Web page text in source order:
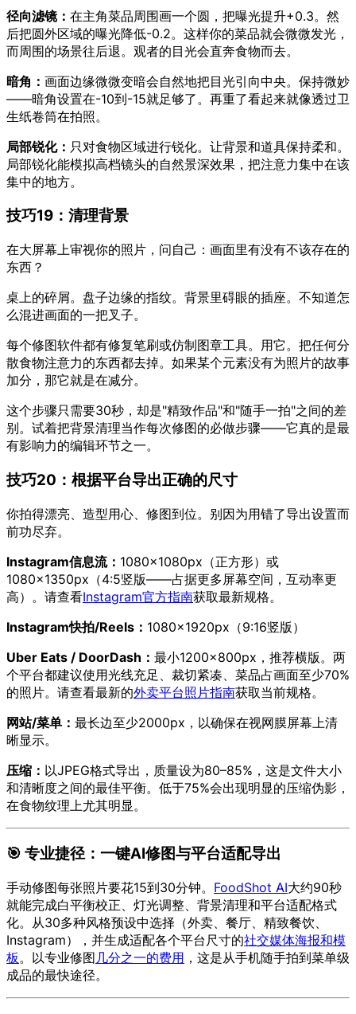
径向滤镜： 在主角菜品周围画一个圆，把曝光提升+0.3。然
后把圆外区域的曝光降低-0.2。这样你的菜品就会微微发光，
而周围的场景往后退。观者的目光会直奔食物而去。
暗角： 画面边缘微微变暗会自然地把目光引向中央。保持微妙
——暗角设置在-10到-15就足够了。再重了看起来就像透过卫
生纸卷筒在拍照。
局部锐化： 只对食物区域进行锐化。让背景和道具保持柔和。
局部锐化能模拟高档镜头的自然景深效果，把注意力集中在该
集中的地方。
技巧19：清理背景
在大屏幕上审视你的照片，问自己：画面里有没有不该存在的
东西？
桌上的碎屑。盘子边缘的指纹。背景里碍眼的插座。不知道怎
么混进画面的一把叉子。
每个修图软件都有修复笔刷或仿制图章工具。用它。把任何分
散食物注意力的东西都去掉。如果某个元素没有为照片的故事
加分，那它就是在减分。
这个步骤只需要30秒，却是"精致作品"和"随手一拍"之间的差
别。试着把背景清理当作每次修图的必做步骤——它真的是最
有影响力的编辑环节之一。
技巧20：根据平台导出正确的尺寸
你拍得漂亮、造型用心、修图到位。别因为用错了导出设置而
前功尽弃。
Instagram信息流： 1080×1080px（正方形）或
1080×1350px（4:5竖版——占据更多屏幕空间，互动率更
高）。请查看Instagram官方指南获取最新规格。
Instagram快拍/Reels： 1080×1920px（9:16竖版）
Uber Eats / DoorDash： 最小1200×800px，推荐横版。两
个平台都建议使用光线充足、裁切紧凑、菜品占画面至少70%
的照片。请查看最新的外卖平台照片指南获取当前规格。
网站/菜单： 最长边至少2000px，以确保在视网膜屏幕上清
晰显示。
压缩： 以JPEG格式导出，质量设为80–85%，这是文件大小
和清晰度之间的最佳平衡。低于75%会出现明显的压缩伪影，
在食物纹理上尤其明显。
🎯 专业捷径：一键AI修图与平台适配导出
手动修图每张照片要花15到30分钟。 FoodShot AI大约90秒
就能完成白平衡校正、灯光调整、背景清理和平台适配格式
化。从30多种风格预设中选择（外卖、餐厅、精致餐饮、
Instagram），并生成适配各个平台尺寸的社交媒体海报和模
板 。以专业修图 几分之一的费用 ，这是从手机随手拍到菜单级
成品的最快途径。